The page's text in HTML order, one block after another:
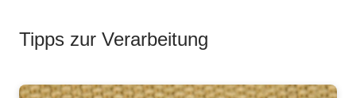
Tipps zur Verarbeitung